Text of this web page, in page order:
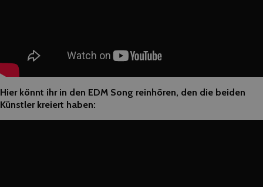
Hier könnt ihr in den EDM Song reinhören, den die beiden
Künstler kreiert haben: